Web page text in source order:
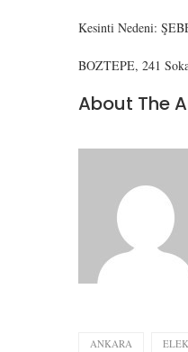
Kesinti Nedeni:
BOZTEPE, 241
About The
ANKARA